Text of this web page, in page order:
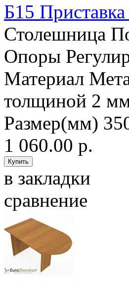
Б15
Столешница
Опоры
Материал
толщиной 2
Размер(мм)
1 060.00 р.
в закладки
сравнение